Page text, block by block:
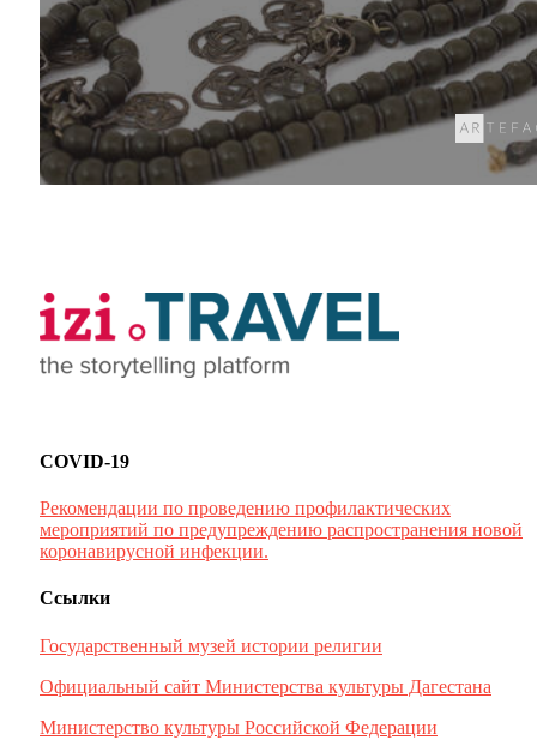
COVID-19
Рекомендации по проведению профилактических
мероприятий по предупреждению распространения новой
коронавирусной инфекции.
Ссылки
Государственный музей истории религии
Официальный сайт Министерства культуры Дагестана
Министерство культуры Российской Федерации